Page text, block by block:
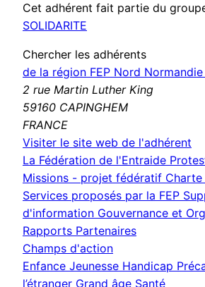
Cet adhérent fait partie du
SOLIDARITE
Chercher les adhérents
de la région FEP Nord
2 rue Martin Luther King
59160 CAPINGHEM
FRANCE
Visiter le site web de l'adhérent
La Fédération de l'Entraide
Missions - projet fédératif Charte
Services proposés par la FEP
d'information Gouvernance et
Rapports Partenaires
Champs d'action
Enfance Jeunesse Handicap
l’étranger Grand âge Santé